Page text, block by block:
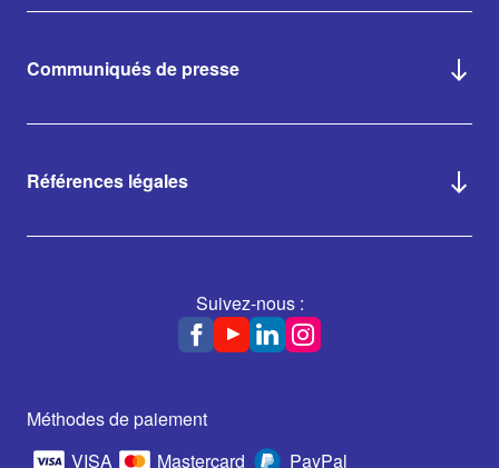
Communiqués de presse
Références légales
Suivez-nous :
Méthodes de paiement
VISA
Mastercard PayPal